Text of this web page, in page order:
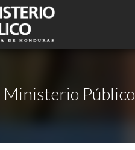
Ministerio Público